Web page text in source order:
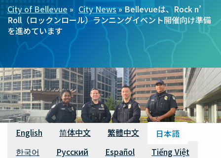
パ
ン
く
ず
City of Bellevue City News Bellevueは、Rock n’
Roll（ロックンロール）ランニングイベント開催向け準備
を進めています
利用可能な翻訳
English 简体中文 繁體中文
日本語
한국어
Русский Español Tiếng Việt